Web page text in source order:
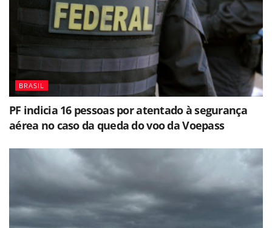
BRASIL
PF indicia 16 pessoas por atentado à segurança
aérea no caso da queda do voo da Voepass